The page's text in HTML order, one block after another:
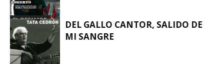
EL DESAMOR
DEL GALLO CANTOR, SALIDO DE
MI SANGRE